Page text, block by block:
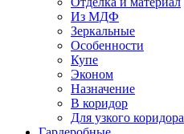
Из МДФ
Зеркальные
Особенности
Купе
Эконом
Назначение
В коридор
Для узкого коридора